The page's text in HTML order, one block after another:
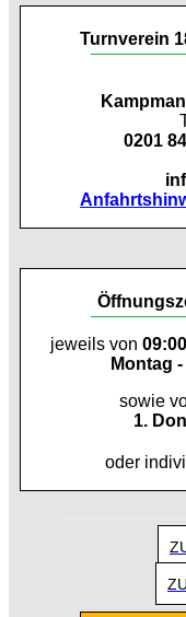
Turnverein
0201
jeweils von
Montag
sowie
1.
oder